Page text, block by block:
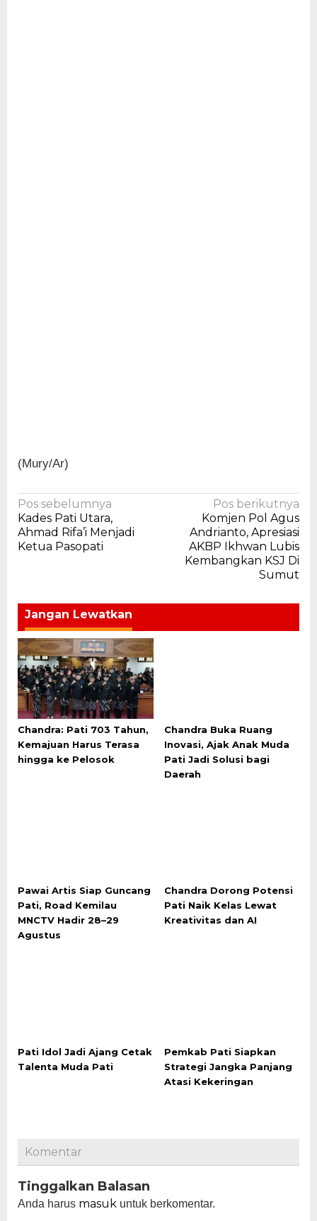
(Mury/Ar)
Navigasi
pos
Pos sebelumnya
Kades Pati Utara,
Ahmad Rifa’i Menjadi
Ketua Pasopati
Pos berikutnya
Komjen Pol Agus
Andrianto, Apresiasi
AKBP Ikhwan Lubis
Kembangkan KSJ Di
Sumut
Jangan Lewatkan
Chandra: Pati 703 Tahun,
Kemajuan Harus Terasa
hingga ke Pelosok
Chandra Buka Ruang
Inovasi, Ajak Anak Muda
Pati Jadi Solusi bagi
Daerah
Pawai Artis Siap Guncang
Pati, Road Kemilau
MNCTV Hadir 28–29
Agustus
Chandra Dorong Potensi
Pati Naik Kelas Lewat
Kreativitas dan AI
Pati Idol Jadi Ajang Cetak
Talenta Muda Pati
Pemkab Pati Siapkan
Strategi Jangka Panjang
Atasi Kekeringan
Komentar
Tinggalkan Balasan
Anda harus masuk untuk berkomentar.